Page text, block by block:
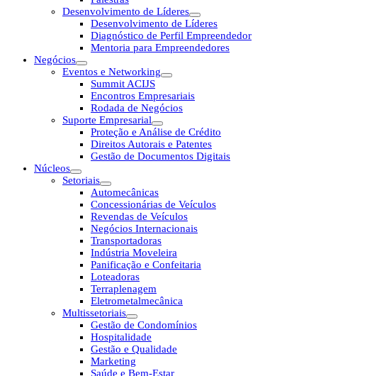
Desenvolvimento de Líderes
Desenvolvimento de Líderes
Diagnóstico de Perfil Empreendedor
Mentoria para Empreendedores
Negócios
Eventos e Networking
Summit ACIJS
Encontros Empresariais
Rodada de Negócios
Suporte Empresarial
Proteção e Análise de Crédito
Direitos Autorais e Patentes
Gestão de Documentos Digitais
Núcleos
Setoriais
Automecânicas
Concessionárias de Veículos
Revendas de Veículos
Negócios Internacionais
Transportadoras
Indústria Moveleira
Panificação e Confeitaria
Loteadoras
Terraplenagem
Eletrometalmecânica
Multissetoriais
Gestão de Condomínios
Hospitalidade
Gestão e Qualidade
Marketing
Saúde e Bem-Estar